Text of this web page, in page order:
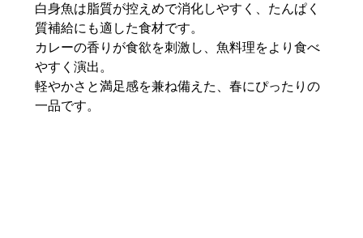
白身魚は脂質が控えめで消化しやすく、たんぱく
質補給にも適した食材です。
カレーの香りが食欲を刺激し、魚料理をより食べ
やすく演出。
軽やかさと満足感を兼ね備えた、春にぴったりの
一品です。